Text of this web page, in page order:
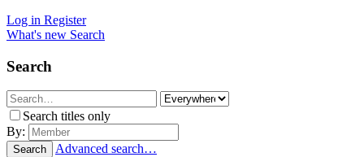
Log in Register
What's new Search
Search
Search titles only
By:
Search Advanced search…